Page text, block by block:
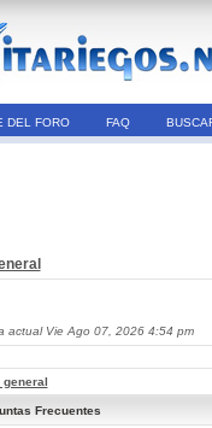
DEL FORO FAQ
actual Vie Ago 07, 2026 4:54 pm
general
Frecuentes